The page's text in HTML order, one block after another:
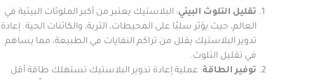
تقليل التلوث البيئي: البلاستيك يعتبر من أكبر الملوثات البيئية في
العالم، حيث يؤثر سلبًا على المحيطات، التربة، والكائنات الحية. إعادة
تدوير البلاستيك يقلل من تراكم النفايات في الطبيعة، مما يساهم
في تقليل التلوث.
توفير الطاقة: عملية إعادة تدوير البلاستيك تستهلك طاقة أقل